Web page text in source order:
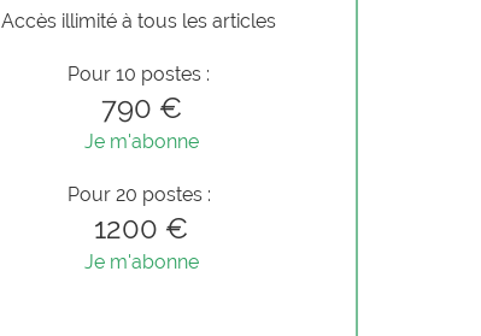
Accès illimité à tous les articles
Pour 10 postes :
790 €
Je m'abonne
Pour 20 postes :
1200 €
Je m'abonne